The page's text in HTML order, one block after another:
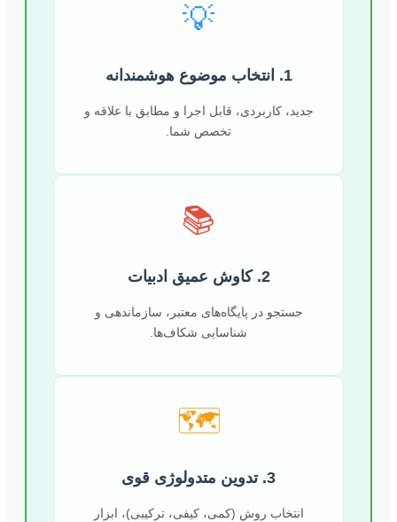
💡
1. انتخاب موضوع هوشمندانه
جدید، کاربردی، قابل اجرا و مطابق با علاقه و
تخصص شما.
📚
2. کاوش عمیق ادبیات
جستجو در پایگاه‌های معتبر، سازماندهی و
شناسایی شکاف‌ها.
🗺️
3. تدوین متدولوژی قوی
انتخاب روش (کمی، کیفی، ترکیبی)، ابزار